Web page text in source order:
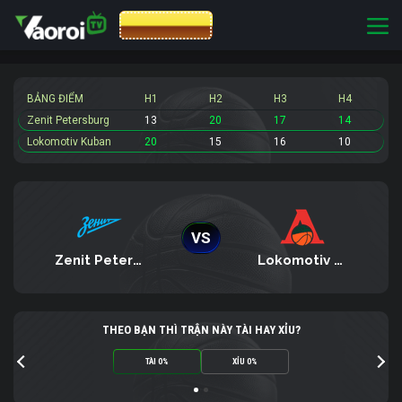
CƯỢC 8XBET
BẢNG ĐIỂM H1 H2 H3
H4
Zenit Petersburg
13 20 17
14
Lokomotiv Kuban
20 15 16 10
Zenit Petersburg
VS
Lokomotiv Kuban
THEO BẠN THÌ TRẬN NÀY TÀI HAY XỈU?
TÀI 0% XỈU 0%